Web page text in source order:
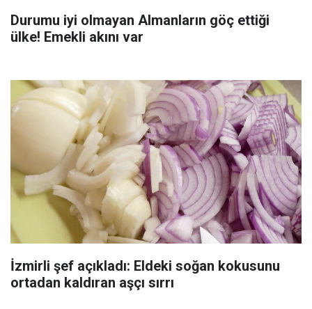
Durumu iyi olmayan Almanların göç ettiği
ülke! Emekli akını var
İzmirli şef açıkladı: Eldeki soğan kokusunu
ortadan kaldıran aşçı sırrı